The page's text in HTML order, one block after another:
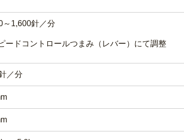
～1,600針／分
ードコントロールつまみ（レバー）にて調整
／分